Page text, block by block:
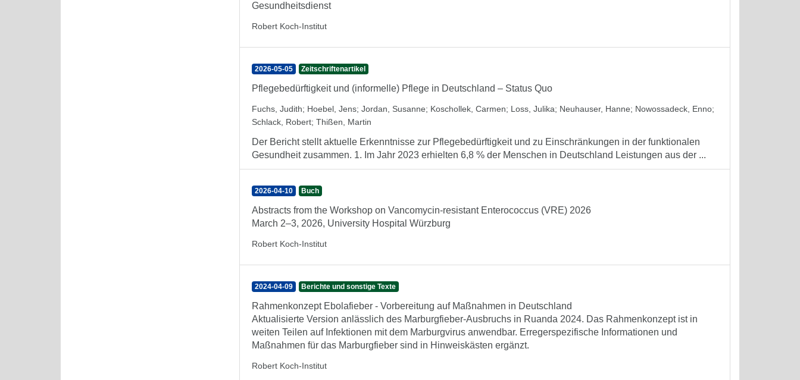
Gesundheitsdienst
Robert Koch-Institut
2026-05-05 Zeitschriftenartikel
Pflegebedürftigkeit und (informelle) Pflege in Deutschland – Status Quo
Fuchs, Judith; Hoebel, Jens; Jordan, Susanne; Koschollek, Carmen; Loss, Julika; Neuhauser, Hanne; Nowossadeck, Enno;
Schlack, Robert; Thißen, Martin
Der Bericht stellt aktuelle Erkenntnisse zur Pflegebedürftigkeit und zu Einschränkungen in der funktionalen
Gesundheit zusammen. 1. Im Jahr 2023 erhielten 6,8 % der Menschen in Deutschland Leistungen aus der ...
2026-04-10 Buch
Abstracts from the Workshop on Vancomycin-resistant Enterococcus (VRE) 2026
March 2–3, 2026, University Hospital Würzburg
Robert Koch-Institut
2024-04-09 Berichte und sonstige Texte
Rahmenkonzept Ebolafieber - Vorbereitung auf Maßnahmen in Deutschland
Aktualisierte Version anlässlich des Marburgfieber-Ausbruchs in Ruanda 2024. Das Rahmenkonzept ist in
weiten Teilen auf Infektionen mit dem Marburgvirus anwendbar. Erregerspezifische Informationen und
Maßnahmen für das Marburgfieber sind in Hinweiskästen ergänzt.
Robert Koch-Institut